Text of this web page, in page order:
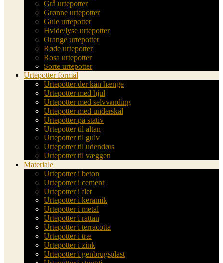
Grå urtepotter
Grønne urtepotter
Gule urtepotter
Hvide/lyse urtepotter
Orange urtepotter
Røde urtepotter
Rosa urtepotter
Sorte urtepotter
Urtepotter formål
Urtepotter der kan hænge
Urtepotter med hjul
Urtepotter med selvvanding
Urtepotter med underskål
Urtepotter på stativ
Urtepotter til altan
Urtepotter til gulv
Urtepotter til udendørs
Urtepotter til væggen
Materiale
Urtepotter i beton
Urtepotter i cement
Urtepotter i flet
Urtepotter i keramik
Urtepotter i metal
Urtepotter i rattan
Urtepotter i terracotta
Urtepotter i træ
Urtepotter i zink
Urtepotter i genbrugsplast